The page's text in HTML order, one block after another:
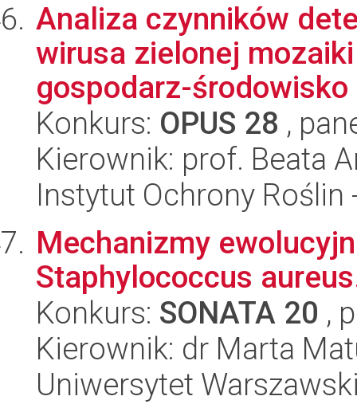
Analiza czynników
wirusa zielonej
gospodarz-środowisko
Konkurs: OPUS 28 ,
Kierownik: prof. Beata
Instytut Ochrony
Mechanizmy
Staphylococcus
Konkurs: SONATA 20 ,
Kierownik: dr Marta
Uniwersytet